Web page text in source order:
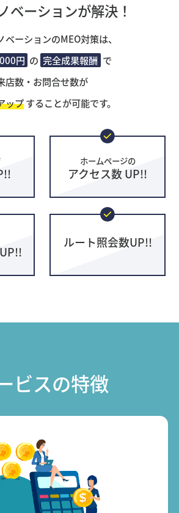
ベーションが解決！
ベーションのMEO対策は、
円 の 完全成果報酬 で
店数・お問合せ数が
ップすることが可能です。
ホームページの
アクセス数 UP!!
ルート照会数UP!!
ビスの特徴